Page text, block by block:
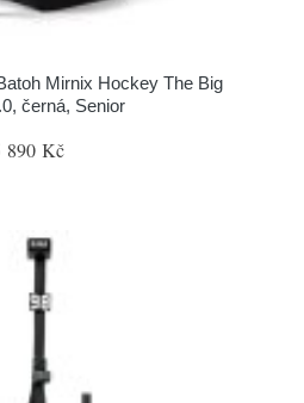
Mirnix Hockey The Big
černá, Senior
890 Kč